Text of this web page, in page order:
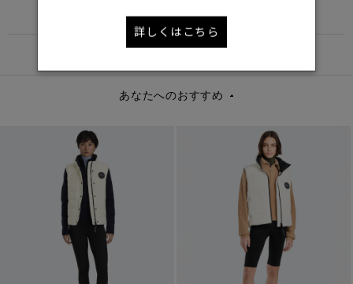
FUNCTION
あなたへのおすすめ
詳しくはこちら